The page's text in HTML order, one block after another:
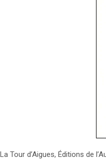
Tour d’Aigues, Éditions de